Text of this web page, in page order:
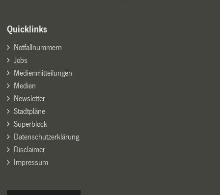
Quicklinks
Notfallnummern
Jobs
Medienmitteilungen
Medien
Newsletter
Stadtpläne
Superblock
Datenschutzerklärung
Disclaimer
Impressum